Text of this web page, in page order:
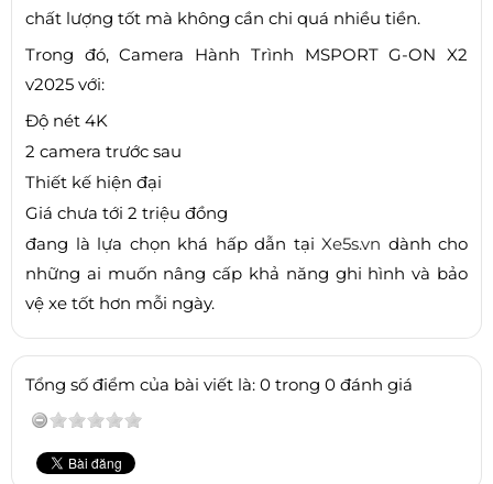
chất lượng tốt mà không cần chi quá nhiều tiền.
Trong đó, Camera Hành Trình MSPORT G-ON X2
v2025 với:
Độ nét 4K
2 camera trước sau
Thiết kế hiện đại
Giá chưa tới 2 triệu đồng
đang là lựa chọn khá hấp dẫn tại Xe5s.vn dành cho
những ai muốn nâng cấp khả năng ghi hình và bảo
vệ xe tốt hơn mỗi ngày.
Tổng số điểm của bài viết là: 0 trong 0 đánh giá